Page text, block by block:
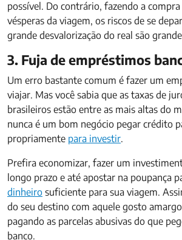
possível. Do contrário, fazendo a
vésperas da viagem, os riscos de se
grande desvalorização do real são
3. Fuja de empréstimos
Um erro bastante comum é fazer um
viajar. Mas você sabia que as taxas de
brasileiros estão entre as mais altas do
nunca é um bom negócio pegar crédito
propriamente para investir.
Prefira economizar, fazer um
longo prazo e até apostar na poupança
dinheiro suficiente para sua viagem.
do seu destino com aquele gosto
pagando as parcelas abusivas do que
banco.